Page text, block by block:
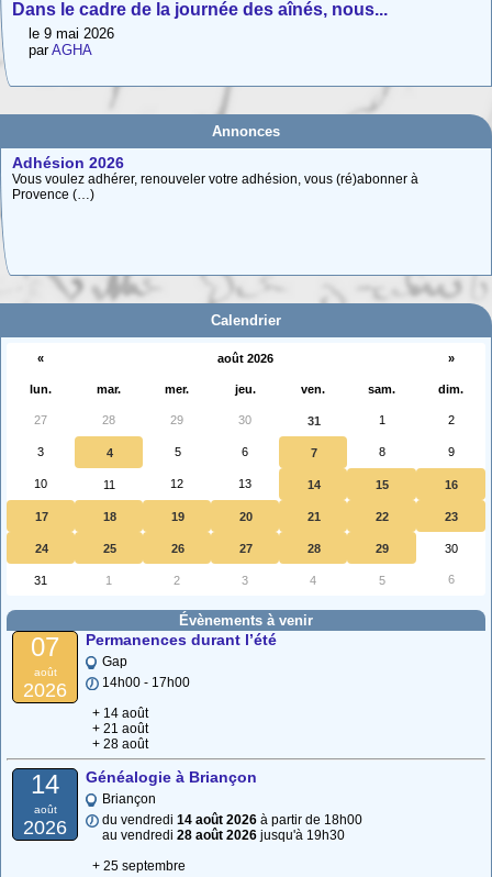
Dans le cadre de la journée des aînés, nous...
le 9 mai 2026
parAGHA
Annonces
Adhésion 2026
Vous voulez adhérer, renouveler votre adhésion, vous (ré)abonner à
Provence (…)
Carte interactive des Hautes-Alpes
La carte interactive ci-dessous permet de situer facilement une commune
des (…)
Calendrier
« août 2026 »
lun. mar. mer. jeu. ven. sam. dim.
27 28 29 30 31 1 2
3 4 5 6 7 8 9
10 11 12 13 14 15 16
17 18 19 20 21 22 23
24 25 26 27 28 29 30
31 1 2 3 4 5 6
Évènements à venir
07
août
2026
Permanences durant l’été
Gap
14h00 - 17h00
+ 14 août
+ 21 août
+ 28 août
14
août
2026
Généalogie à Briançon
Briançon
du vendredi 14 août 2026 à partir de 18h00
au vendredi 28 août 2026 jusqu'à 19h30
+ 25 septembre